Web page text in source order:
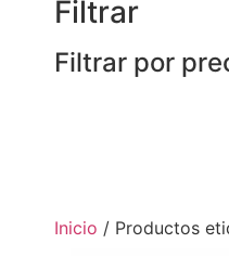
Filtrar
Filtrar por
Inicio / Productos